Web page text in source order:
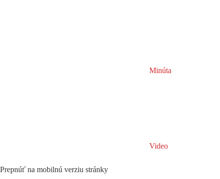
Minúta
Video
Prepnúť na mobilnú verziu stránky